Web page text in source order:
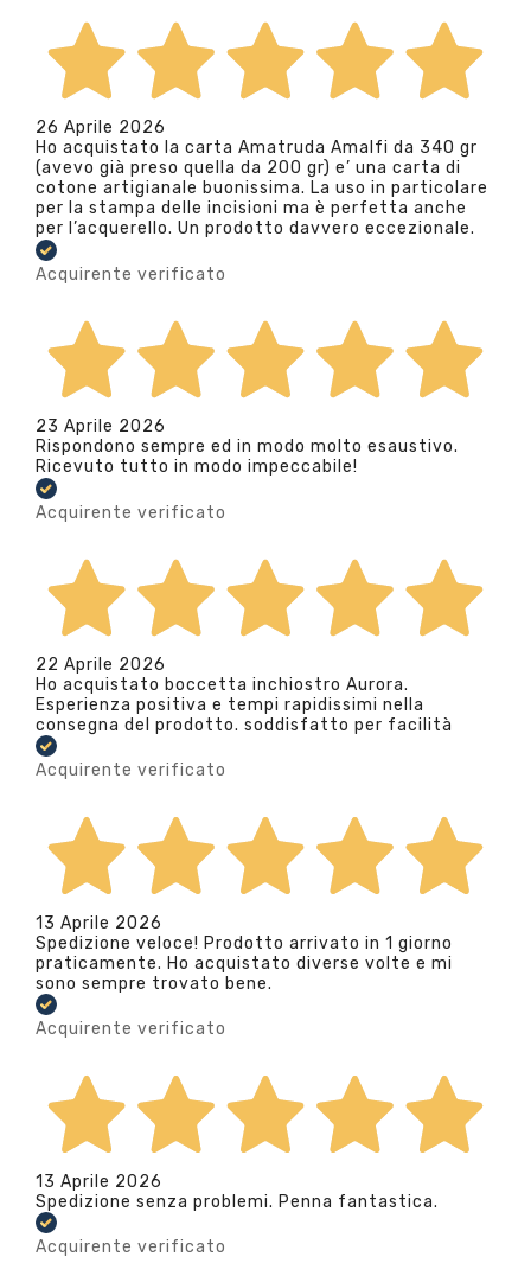
26 Aprile 2026
Ho acquistato la carta Amatruda Amalfi da 340 gr
(avevo già preso quella da 200 gr) e’ una carta di
cotone artigianale buonissima. La uso in particolare
per la stampa delle incisioni ma è perfetta anche
per l’acquerello. Un prodotto davvero eccezionale.
Acquirente verificato
23 Aprile 2026
Rispondono sempre ed in modo molto esaustivo.
Ricevuto tutto in modo impeccabile!
Acquirente verificato
22 Aprile 2026
Ho acquistato boccetta inchiostro Aurora.
Esperienza positiva e tempi rapidissimi nella
consegna del prodotto. soddisfatto per facilità
Acquirente verificato
13 Aprile 2026
Spedizione veloce! Prodotto arrivato in 1 giorno
praticamente. Ho acquistato diverse volte e mi
sono sempre trovato bene.
Acquirente verificato
13 Aprile 2026
Spedizione senza problemi. Penna fantastica.
Acquirente verificato